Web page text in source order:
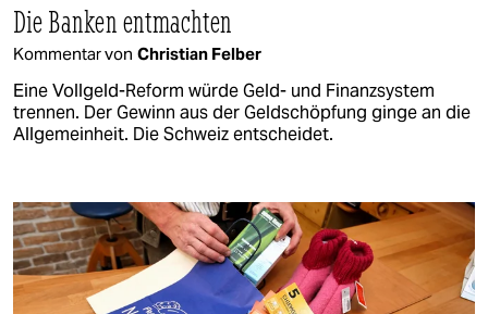
Die Banken entmachten
Kommentar von Christian Felber
Eine Vollgeld-Reform würde Geld- und Finanzsystem
trennen. Der Gewinn aus der Geldschöpfung ginge an die
Allgemeinheit. Die Schweiz entscheidet.